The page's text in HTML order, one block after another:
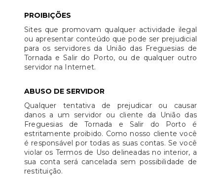
PROIBIÇÕES
Sites que promovam qualquer actividade ilegal
ou apresentar conteúdo que pode ser prejudicial
para os servidores da União das Freguesias de
Tornada e Salir do Porto, ou de qualquer outro
servidor na Internet.
ABUSO DE SERVIDOR
Qualquer tentativa de prejudicar ou causar
danos a um servidor ou cliente da União das
Freguesias de Tornada e Salir do Porto é
estritamente proibido. Como nosso cliente você
é responsável por todas as suas contas. Se você
violar os Termos de Uso delineadas no interior, a
sua conta será cancelada sem possibilidade de
restituição.